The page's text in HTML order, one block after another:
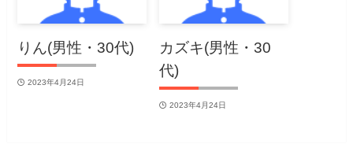
りん(男性・30代)
2023年4月24日
カズキ(男性・30
代)
2023年4月24日